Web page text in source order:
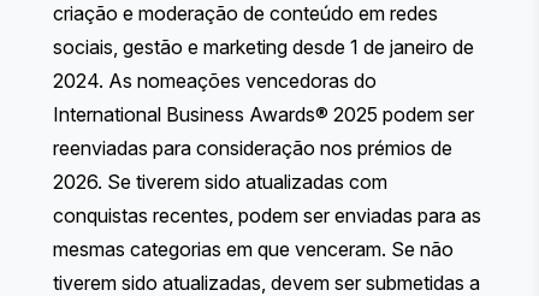
criação e moderação de conteúdo em redes
sociais, gestão e marketing desde 1 de janeiro de
2024. As nomeações vencedoras do
International Business Awards® 2025 podem ser
reenviadas para consideração nos prémios de
2026. Se tiverem sido atualizadas com
conquistas recentes, podem ser enviadas para as
mesmas categorias em que venceram. Se não
tiverem sido atualizadas, devem ser submetidas a